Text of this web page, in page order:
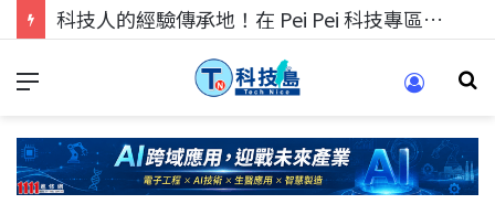
科技人的經驗傳承地！在 Pei Pei 科技專區，與學弟妹交流最硬核的技術